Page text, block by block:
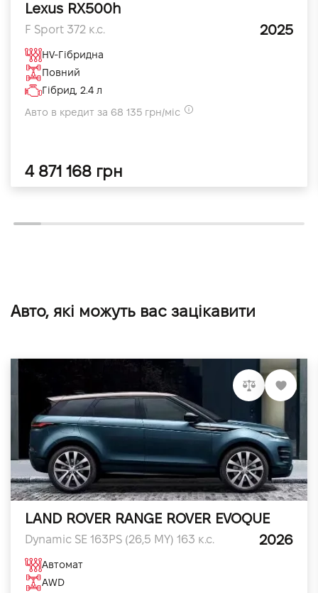
Lexus RX500h
F Sport 372 к.с. 2025
HV-Гібридна
Повний
Гібрид, 2.4 л
Авто в кредит за 68 135 грн/міс
4 871 168 грн
Авто, які можуть вас зацікавити
LAND ROVER RANGE ROVER EVOQUE
Dynamic SE 163PS (26,5 MY) 163 к.с. 2026
Автомат
AWD